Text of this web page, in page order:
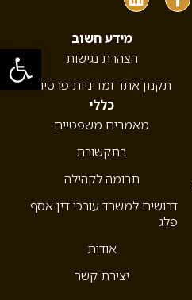
פתח
מידע חשוב
הצהרת נגישות
תקנון אתר ומדיניות פרטיות
כללי
מאמרים משפטיים
בתקשורת
תרומה לקהילה
דרושים למשרד עורכי דין אסף
פלג
אודות
יצירת קשר